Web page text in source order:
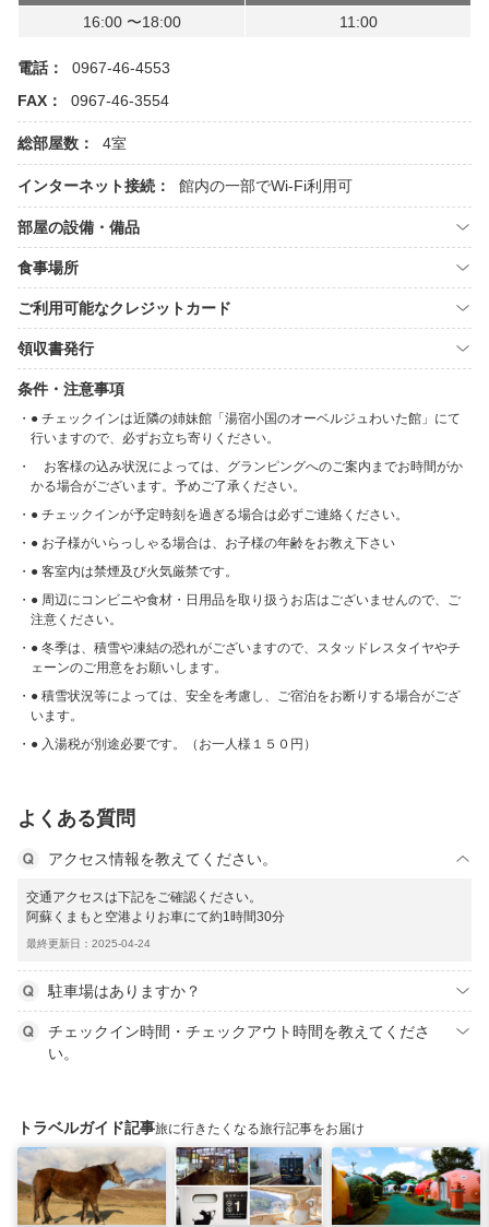
16:00 〜18:00
11:00
電話：
0967-46-4553
FAX：
0967-46-3554
総部屋数： 4室
インターネット接続： 館内の一部でWi-Fi利用可
部屋の設備・備品
食事場所
ご利用可能なクレジットカード
領収書発行
条件・注意事項
● チェックインは近隣の姉妹館「湯宿小国のオーベルジュわいた館」にて
行いますので、必ずお立ち寄りください。
お客様の込み状況によっては、グランピングへのご案内までお時間がか
かる場合がございます。予めご了承ください。
● チェックインが予定時刻を過ぎる場合は必ずご連絡ください。
● お子様がいらっしゃる場合は、お子様の年齢をお教え下さい
● 客室内は禁煙及び火気厳禁です。
● 周辺にコンビニや食材・日用品を取り扱うお店はございませんので、ご
注意ください。
● 冬季は、積雪や凍結の恐れがございますので、スタッドレスタイヤやチ
ェーンのご用意をお願いします。
● 積雪状況等によっては、安全を考慮し、ご宿泊をお断りする場合がござ
います。
● 入湯税が別途必要です。（お一人様１５０円）
よくある質問
アクセス情報を教えてください。
交通アクセスは下記をご確認ください。
阿蘇くまもと空港よりお車にて約1時間30分
最終更新日：2025-04-24
駐車場はありますか？
チェックイン時間・チェックアウト時間を教えてくださ
い。
トラベルガイド記事旅に行きたくなる旅行記事をお届け